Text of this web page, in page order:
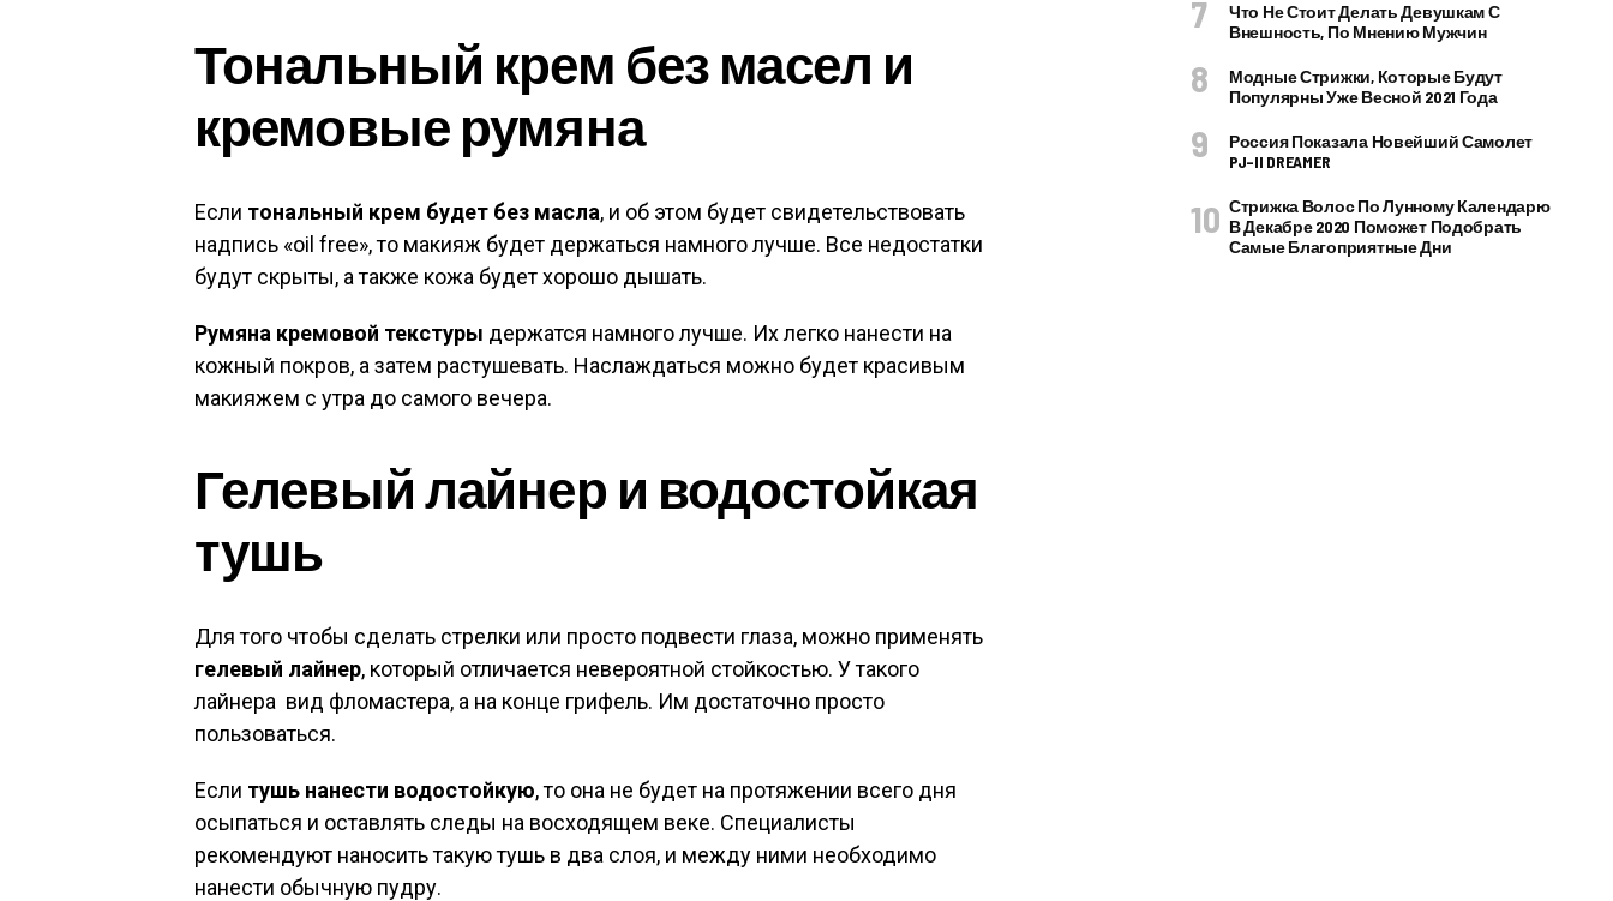
Тональный крем без масел и
кремовые румяна
Если тональный крем будет без масла, и об этом будет свидетельствовать
надпись «oil free», то макияж будет держаться намного лучше. Все недостатки
будут скрыты, а также кожа будет хорошо дышать.
Румяна кремовой текстуры держатся намного лучше. Их легко нанести на
кожный покров, а затем растушевать. Наслаждаться можно будет красивым
макияжем с утра до самого вечера.
Гелевый лайнер и водостойкая
тушь
Для того чтобы сделать стрелки или просто подвести глаза, можно применять
гелевый лайнер, который отличается невероятной стойкостью. У такого
лайнера вид фломастера, а на конце грифель. Им достаточно просто
пользоваться.
Если тушь нанести водостойкую, то она не будет на протяжении всего дня
осыпаться и оставлять следы на восходящем веке. Специалисты
рекомендуют наносить такую тушь в два слоя, и между ними необходимо
нанести обычную пудру.
Что Не Стоит Делать Девушкам С
Внешность, По Мнению Мужчин
Модные Стрижки, Которые Будут
Популярны Уже Весной 2021 Года
Россия Показала Новейший Самолет
PJ–II DREAMER
Стрижка Волос По Лунному Календарю
В Декабре 2020 Поможет Подобрать
Самые Благоприятные Дни